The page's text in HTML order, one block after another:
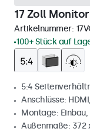
17 Zoll
Artikelnummer:
100+ Stück auf
5:4
Anschlüsse:
Montage:
Außenmaße: 372